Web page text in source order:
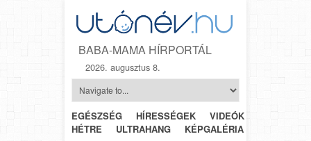
BABA-MAMA HÍRPORTÁL
2026. augusztus 8.
EGÉSZSÉG HÍRESSÉGEK VIDEÓK
HÉTRŐL-
HÉTRE
ULTRAHANG KÉPGALÉRIA